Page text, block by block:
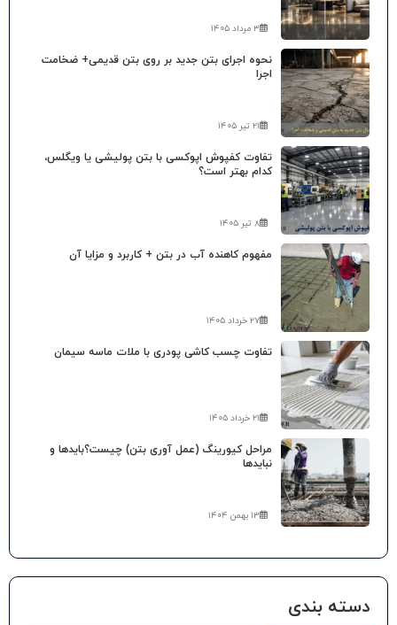
۳ مرداد ۱۴۰۵
نحوه اجرای بتن جدید بر روی بتن قدیمی+ ضخامت
اجرا
۲۱ تیر ۱۴۰۵
تفاوت کفپوش اپوکسی با بتن پولیشی یا ویگلس،
کدام بهتر است؟
۸ تیر ۱۴۰۵
مفهوم کاهنده آب در بتن + کاربرد و مزایا آن
۲۷ خرداد ۱۴۰۵
تفاوت چسب کاشی پودری با ملات ماسه سیمان
۲۱ خرداد ۱۴۰۵
مراحل کیورینگ (عمل آوری بتن) چیست؟بایدها و
نبایدها
۱۳ بهمن ۱۴۰۴
دسته بندی